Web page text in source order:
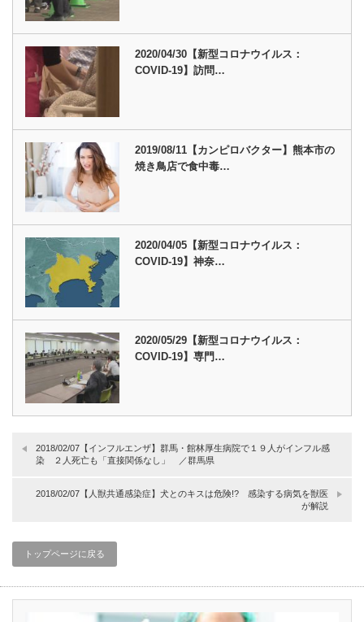
2020/04/30【新型コロナウイルス：
COVID-19】訪問…
2019/08/11【カンピロバクター】熊本市の
焼き鳥店で食中毒…
2020/04/05【新型コロナウイルス：
COVID-19】神奈…
2020/05/29【新型コロナウイルス：
COVID-19】専門…
2018/02/07【インフルエンザ】群馬・館林厚生病院で１９人がインフル感
染 ２人死亡も「直接関係なし」 ／群馬県
2018/02/07【人獣共通感染症】犬とのキスは危険!? 感染する病気を獣医
が解説
トップページに戻る